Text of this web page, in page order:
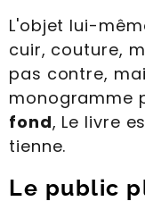
L'objet lui-
cuir, couture,
pas contre,
monogramme
fond, Le livre
tienne.
Le public